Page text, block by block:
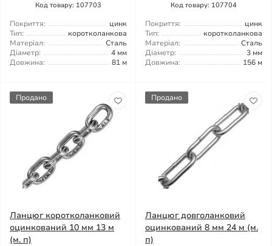
Код товару: 107703
Покриття:
цинк
Тип:
коротколанкова
Матеріал:
Сталь
Діаметр:
4 мм
Довжина:
81 м
Код товару: 107704
Покриття:
цинк
Тип:
коротколанкова
Матеріал:
Сталь
Діаметр:
3 мм
Довжина:
156 м
Продано
Ланцюг коротколанковий
оцинкований 10 мм 13 м
(м. п)
Продано
Ланцюг довголанковий
оцинкований 8 мм 24 м (м.
п)